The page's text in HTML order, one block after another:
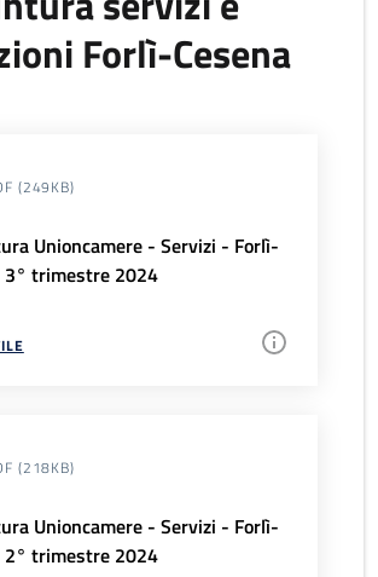
Forlì-Cesena
(249KB)
Unioncamere - Servizi - Forlì-
3° trimestre 2024
(218KB)
Unioncamere - Servizi - Forlì-
2° trimestre 2024